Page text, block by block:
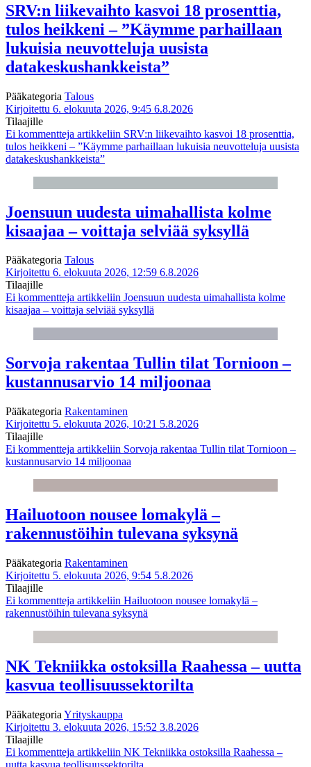
SRV:n liikevaihto kasvoi 18 prosenttia,
tulos heikkeni – ”Käymme parhaillaan
lukuisia neuvotteluja uusista
datakeskushankkeista”
Pääkategoria Talous
Kirjoitettu 6. elokuuta 2026, 9:45 6.8.2026
Tilaajille
Ei kommentteja artikkeliin SRV:n liikevaihto kasvoi 18 prosenttia,
tulos heikkeni – ”Käymme parhaillaan lukuisia neuvotteluja uusista
datakeskushankkeista”
Joensuun uudesta uimahallista kolme
kisaajaa – voittaja selviää syksyllä
Pääkategoria Talous
Kirjoitettu 6. elokuuta 2026, 12:59 6.8.2026
Tilaajille
Ei kommentteja artikkeliin Joensuun uudesta uimahallista kolme
kisaajaa – voittaja selviää syksyllä
Sorvoja rakentaa Tullin tilat Tornioon –
kustannusarvio 14 miljoonaa
Pääkategoria Rakentaminen
Kirjoitettu 5. elokuuta 2026, 10:21 5.8.2026
Tilaajille
Ei kommentteja artikkeliin Sorvoja rakentaa Tullin tilat Tornioon –
kustannusarvio 14 miljoonaa
Hailuotoon nousee lomakylä –
rakennustöihin tulevana syksynä
Pääkategoria Rakentaminen
Kirjoitettu 5. elokuuta 2026, 9:54 5.8.2026
Tilaajille
Ei kommentteja artikkeliin Hailuotoon nousee lomakylä –
rakennustöihin tulevana syksynä
NK Tekniikka ostoksilla Raahessa – uutta
kasvua teollisuussektorilta
Pääkategoria Yrityskauppa
Kirjoitettu 3. elokuuta 2026, 15:52 3.8.2026
Tilaajille
Ei kommentteja artikkeliin NK Tekniikka ostoksilla Raahessa –
uutta kasvua teollisuussektorilta